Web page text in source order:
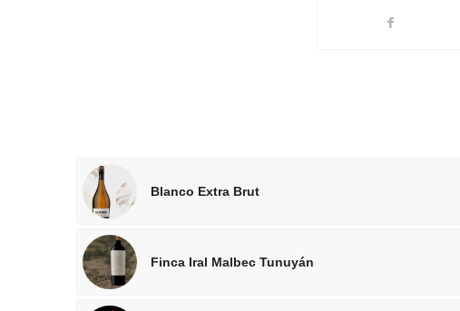
Blanco Extra Brut
Finca Iral Malbec Tunuyán